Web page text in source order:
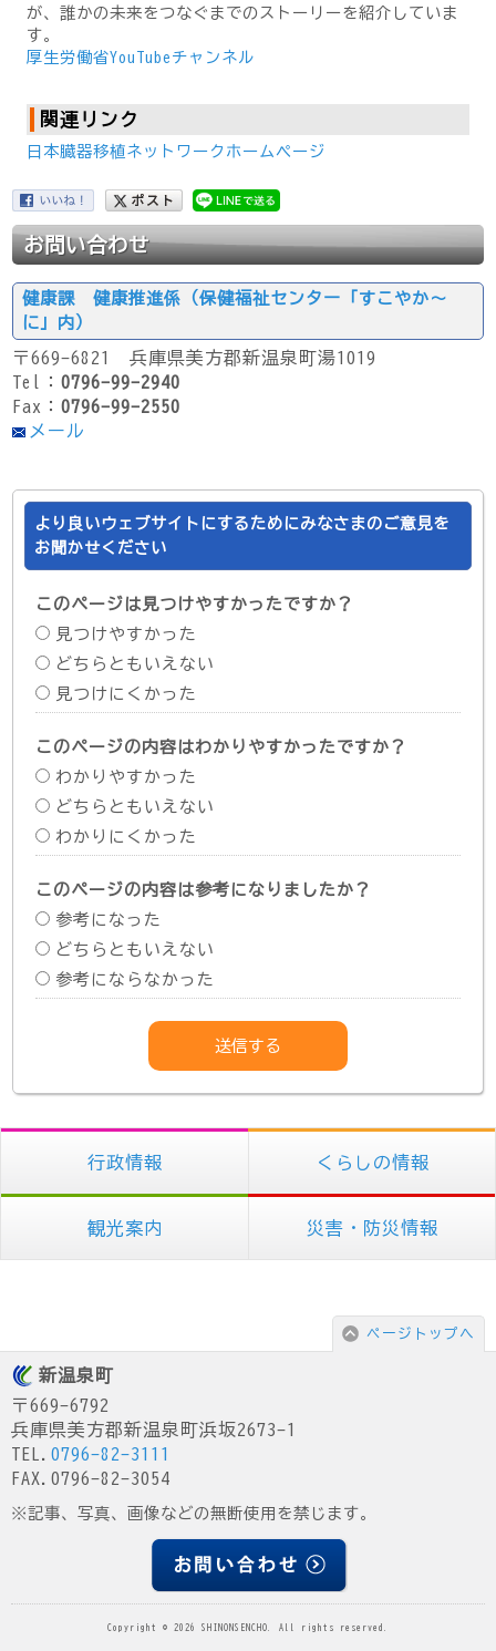
が、誰かの未来をつなぐまでのストーリーを紹介していま
す。
厚生労働省YouTubeチャンネル
関連リンク
日本臓器移植ネットワークホームページ
お問い合わせ
健康課 健康推進係（保健福祉センター「すこやか～
に」内）
〒669-6821 兵庫県美方郡新温泉町湯1019
Tel：0796-99-2940
Fax：0796-99-2550
メール
より良いウェブサイトにするためにみなさまのご意見を
お聞かせください
このページは見つけやすかったですか？
見つけやすかった
どちらともいえない
見つけにくかった
このページの内容はわかりやすかったですか？
わかりやすかった
どちらともいえない
わかりにくかった
このページの内容は参考になりましたか？
参考になった
どちらともいえない
参考にならなかった
行政情報 くらしの情報
観光案内 災害・防災情報
ページトップへ
新温泉町
〒669-6792
兵庫県美方郡新温泉町浜坂2673-1
TEL. 0796-82-3111
FAX.0796-82-3054
※記事、写真、画像などの無断使用を禁じます。
Copyright © 2026 SHINONSENCHO. All rights reserved.